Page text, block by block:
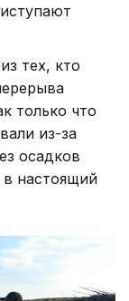
тех, кто
только что
из-за
осадков
в настоящий